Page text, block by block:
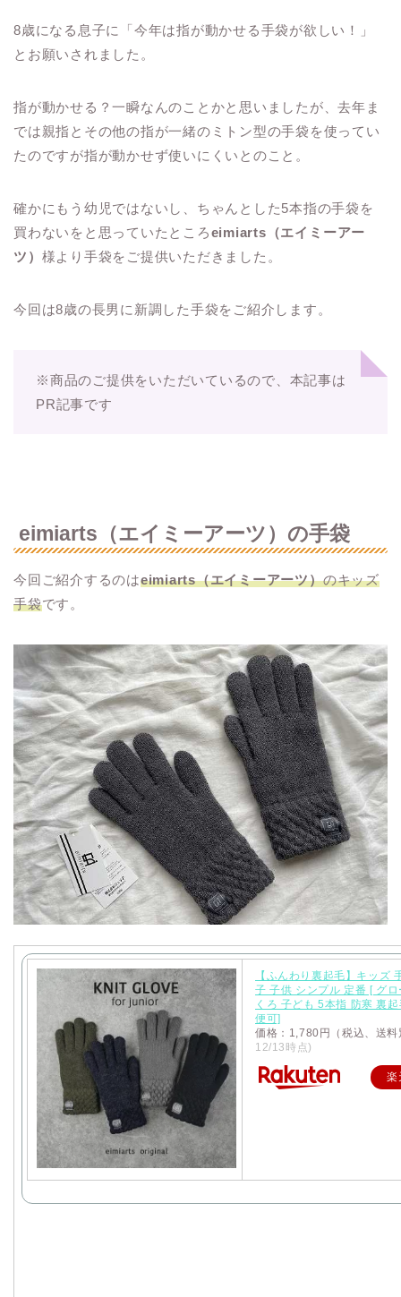
8歳になる息子に「今年は指が動かせる手袋が欲しい！」
とお願いされました。
指が動かせる？一瞬なんのことかと思いましたが、去年ま
では親指とその他の指が一緒のミトン型の手袋を使ってい
たのですが指が動かせず使いにくいとのこと。
確かにもう幼児ではないし、ちゃんとした5本指の手袋を
買わないをと思っていたところeimiarts（エイミーアー
ツ） 様より手袋をご提供いただきました。
今回は8歳の長男に新調した手袋をご紹介します。
※商品のご提供をいただいているので、本記事は
PR記事です
eimiarts（エイミーアーツ）の手袋
今回ご紹介するのはeimiarts（エイミーアーツ）のキッズ
手袋です。
【ふんわり裏起毛】キッズ
子 子供 シンプル 定番 [ グ
くろ 子ども 5本指 防寒 裏
便可]
価格：1,780円（税込、送
12/13時点)
楽